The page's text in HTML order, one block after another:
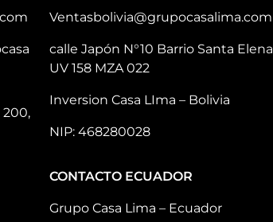
Ventasbolivia@grupocasalima.com
calle Japón N°10 Barrio Santa Elena
UV 158 MZA 022
Inversion Casa LIma – Bolivia
NIP: 468280028
CONTACTO ECUADOR
Grupo Casa Lima – Ecuador